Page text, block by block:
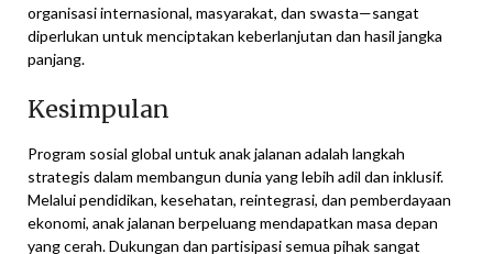
organisasi internasional, masyarakat, dan swasta—sangat
diperlukan untuk menciptakan keberlanjutan dan hasil jangka
panjang.
Kesimpulan
Program sosial global untuk anak jalanan adalah langkah
strategis dalam membangun dunia yang lebih adil dan inklusif.
Melalui pendidikan, kesehatan, reintegrasi, dan pemberdayaan
ekonomi, anak jalanan berpeluang mendapatkan masa depan
yang cerah. Dukungan dan partisipasi semua pihak sangat